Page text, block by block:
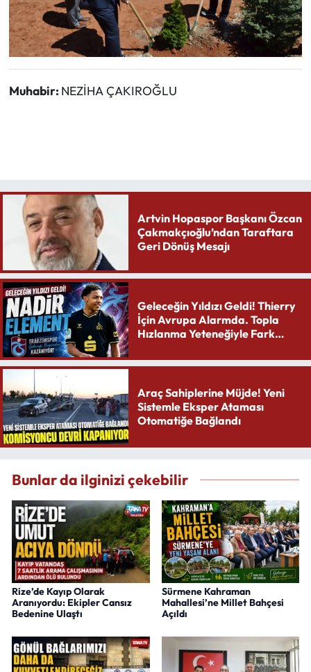
Muhabir: NEZİHA ÇAKIROĞLU
Artvin Hopaspor Başkanı Özcan
Çakmakçıoğlu’ndan Taraftara
Geri Dönüş Mesajı
Geleceğin Yıldızı Geldi! Thierry
İçin Avrupa Alarmda. Topla
Hızlanma Yeteneğiyle Fark
Araç Sahiplerine Müjde! Yeni
Sistemle Eksper Ataması
Otomatiğe Bağlandı
Bunlar da ilginizi çekebilir
Rize’de Kayıp Olarak
Aranıyordu: Ekipler Cansız
Bedenine Ulaştı
Sürmene Kahraman
Mahallesi’ne Millet Bahçesi
Açıldı